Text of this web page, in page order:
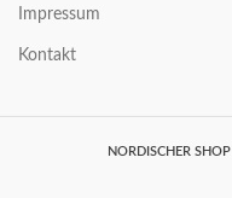
Impressum
Kontakt
NORDISCHER SHOP